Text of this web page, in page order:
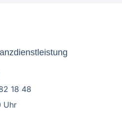
18 48
Uhr